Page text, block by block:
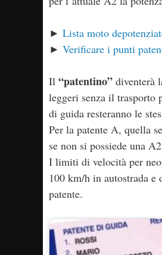
► Lista moto
► Verificare i punti
Il “patentino” diventerà
leggeri senza il trasporto
di guida resteranno le
Per la patente A, quella
se non si possiede una
I limiti di velocità per
100 km/h in autostrada
patente.